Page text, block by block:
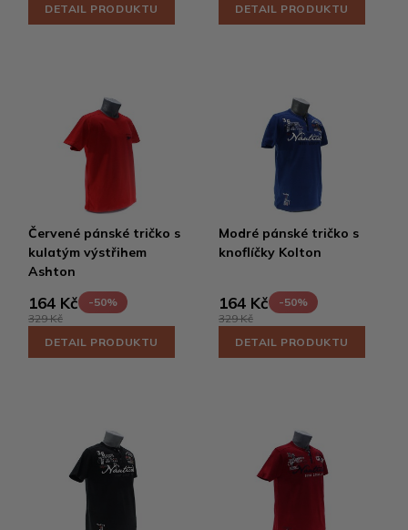
DETAIL PRODUKTU
DETAIL PRODUKTU
Červené pánské tričko s
kulatým výstřihem
Ashton
164 Kč
-50%
329 Kč
DETAIL PRODUKTU
Modré pánské tričko s
knoflíčky Kolton
164 Kč
-50%
329 Kč
DETAIL PRODUKTU